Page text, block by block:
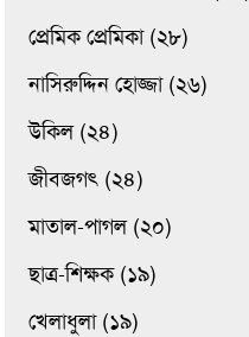
প্রেমিক প্রেমিকা (২৮)
নাসিরুদ্দিন হোজ্জা (২৬)
উকিল (২৪)
জীবজগৎ (২৪)
মাতাল-পাগল (২০)
ছাত্র-শিক্ষক (১৯)
খেলাধুলা (১৯)